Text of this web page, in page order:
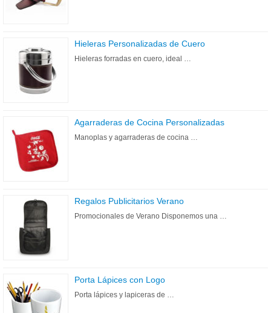
Hieleras Personalizadas de Cuero
Hieleras forradas en cuero, ideal …
Agarraderas de Cocina Personalizadas
Manoplas y agarraderas de cocina …
Regalos Publicitarios Verano
Promocionales de Verano Disponemos una …
Porta Lápices con Logo
Porta lápices y lapiceras de …